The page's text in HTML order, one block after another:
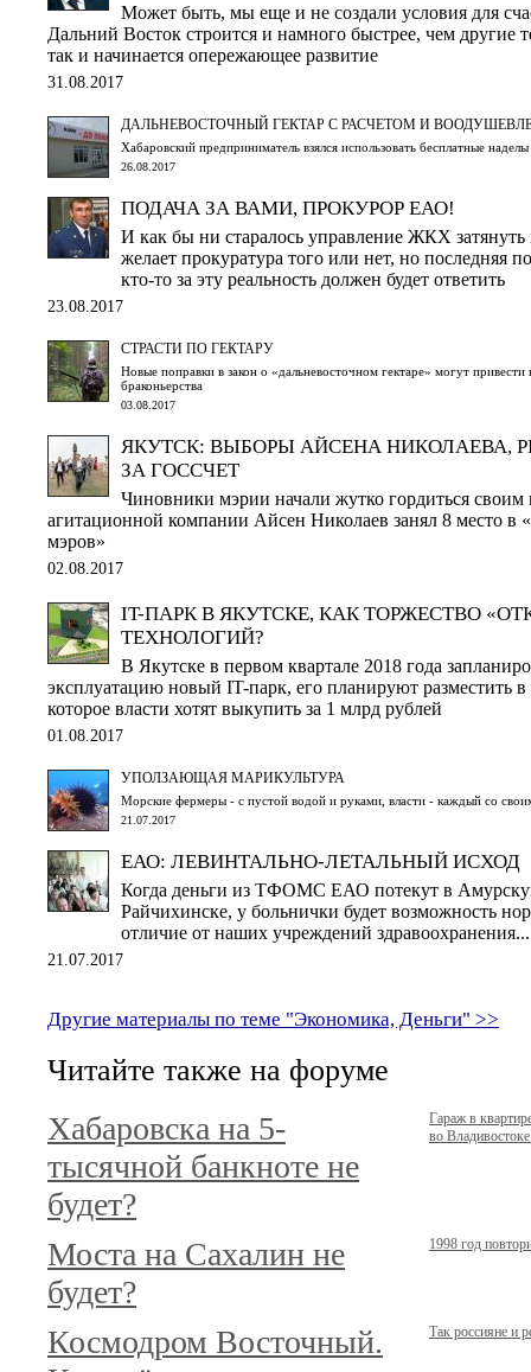
Может быть, мы еще и не создали условия для
Дальний Восток строится и намного быстрее, чем другие
так и начинается опережающее развитие
31.08.2017
ДАЛЬНЕВОСТОЧНЫЙ ГЕКТАР С РАСЧЕТОМ И
Хабаровский предприниматель взялся использовать бесплатные
26.08.2017
ПОДАЧА ЗА ВАМИ, ПРОКУРОР ЕАО!
И как бы ни старалось управление ЖКХ
желает прокуратура того или нет, но последняя
кто-то за эту реальность должен будет ответить
23.08.2017
СТРАСТИ ПО ГЕКТАРУ
Новые поправки в закон о «дальневосточном гектаре» могут привести
браконьерства
03.08.2017
ЯКУТСК: ВЫБОРЫ АЙСЕНА НИКОЛАЕВА,
ЗА ГОССЧЕТ
Чиновники мэрии начали жутко гордиться своим
агитационной компании Айсен Николаев занял 8 место в
мэров»
02.08.2017
IT-ПАРК В ЯКУТСКЕ, КАК ТОРЖЕСТВО
ТЕХНОЛОГИЙ?
В Якутске в первом квартале 2018 года
эксплуатацию новый IT-парк, его планируют разместить
которое власти хотят выкупить за 1 млрд рублей
01.08.2017
УПОЛЗАЮЩАЯ МАРИКУЛЬТУРА
Морские фермеры - с пустой водой и руками, власти - каждый со
21.07.2017
ЕАО: ЛЕВИНТАЛЬНО-ЛЕТАЛЬНЫЙ ИСХОД
Когда деньги из ТФОМС ЕАО потекут в
Райчихинске, у больнички будет возможность
отличие от наших учреждений здравоохранения...
21.07.2017
Другие материалы по теме "Экономика, Деньги" >>
Читайте также на форуме
Хабаровска на 5-
тысячной банкноте не
будет?
Гараж в
во
Моста на Сахалин не
будет?
1998 год
Космодром Восточный.
Так россияне и